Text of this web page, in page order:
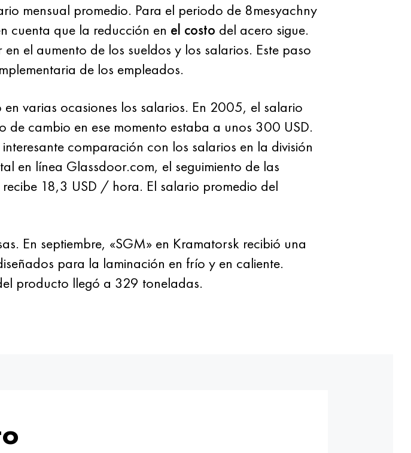
mensual promedio. Para el periodo de 8mesyachny
cuenta que la reducción en el costo del acero sigue.
el aumento de los sueldos y los salarios. Este paso
de los empleados.
varias ocasiones los salarios. En 2005, el salario
cambio en ese momento estaba a unos 300 USD.
comparación con los salarios en la división
en línea Glassdoor.com, el seguimiento de las
18,3 USD / hora. El salario promedio del
En septiembre, «SGM» en Kramatorsk recibió una
para la laminación en frío y en caliente.
producto llegó a 329 toneladas.